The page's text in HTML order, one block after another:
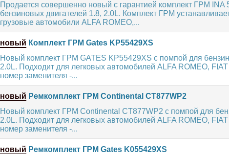
Продается совершенно новый с гарантией комплект ГРМ INA
бензиновых двигателей 1.8, 2.0L. Комплект ГРМ
грузовые автомобили ALFA ROMEO,...
новый Комплект ГРМ Gates KP55429XS
Новый комплект ГРМ GATES KP55429XS с помпой для
2.0L. Подходит для легковых автомобилей ALFA ROMEO,
номер заменителя -...
новый Ремкомплект ГРМ Continental CT877WP2
Новый комплект ГРМ Continental CT877WP2 с помпой для
2.0L. Подходит для легковых автомобилей ALFA ROMEO,
номер заменителя -...
новый Ремкомплект ГРМ Gates K055429XS